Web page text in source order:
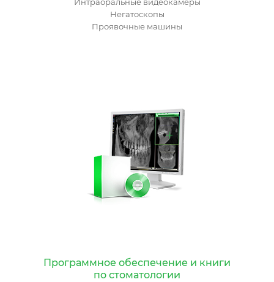
Негатоскопы
Проявочные машины
Программное обеспечение и книги
по стоматологии